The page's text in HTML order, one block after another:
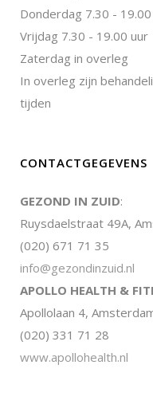
Donderdag 7.30 -
Vrijdag 7.30 - 19.00 uur
Zaterdag in overleg
In overleg zijn
tijden
CONTACTGEGEVENS
GEZOND IN ZUID:
Ruysdaelstraat 49A,
(020) 671 71 35
info@gezondinzuid.nl
APOLLO HEALTH &
Apollolaan 4,
(020) 331 71 28
www.apollohealth.nl